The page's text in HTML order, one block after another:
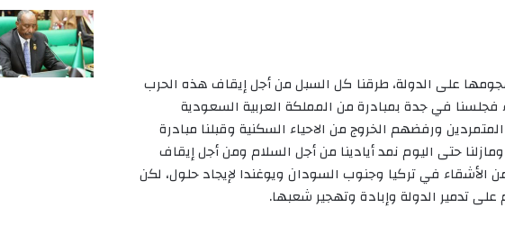
على الدولة، طرقنا كل السبل من أجل إيقاف هذه الحرب
في جدة بمبادرة من المملكة العربية السعودية
ورفضهم الخروج من الاحياء السكنية وقبلنا مبادرة
حتى اليوم نمد أيادينا من أجل السلام ومن أجل إيقاف
الأشقاء في تركيا وجنوب السودان ويوغندا لإيجاد حلول، لكن
تدمير الدولة وإبادة وتهجير شعبها.